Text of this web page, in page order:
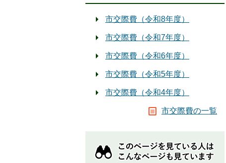
市交際費（令和8年度）
市交際費（令和7年度）
市交際費（令和6年度）
市交際費（令和5年度）
市交際費（令和4年度）
市交際費の一覧